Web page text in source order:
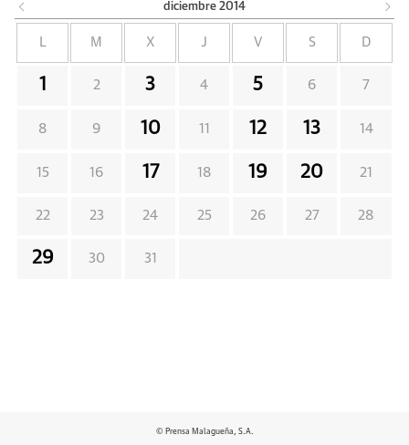
diciembre 2014
L M X J V S D
1 2 3 4 5 6 7
8 9 10 11 12 13 14
15 16 17 18 19 20 21
22 23 24 25 26 27 28
29 30 31
© Prensa Malagueña, S.A.